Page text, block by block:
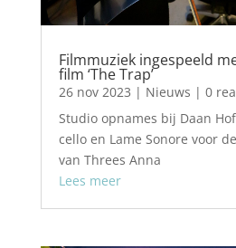
Filmmuziek ingespeeld
film ‘The Trap’
26 nov 2023 | Nieuws | 0
Studio opnames bij Daan
cello en Lame Sonore voor
van Threes Anna
Lees meer